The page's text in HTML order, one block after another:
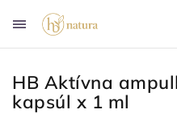
HB Aktívna
kapsúl x 1 ml